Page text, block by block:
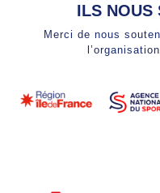
ILS NOUS
Merci de nous